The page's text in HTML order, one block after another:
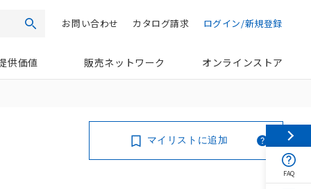
検索 ログイン/新規登録
カタログ請求
お問い合わせ
供価値 販売ネットワーク オンラインストア
マイリストに追加
FAQ